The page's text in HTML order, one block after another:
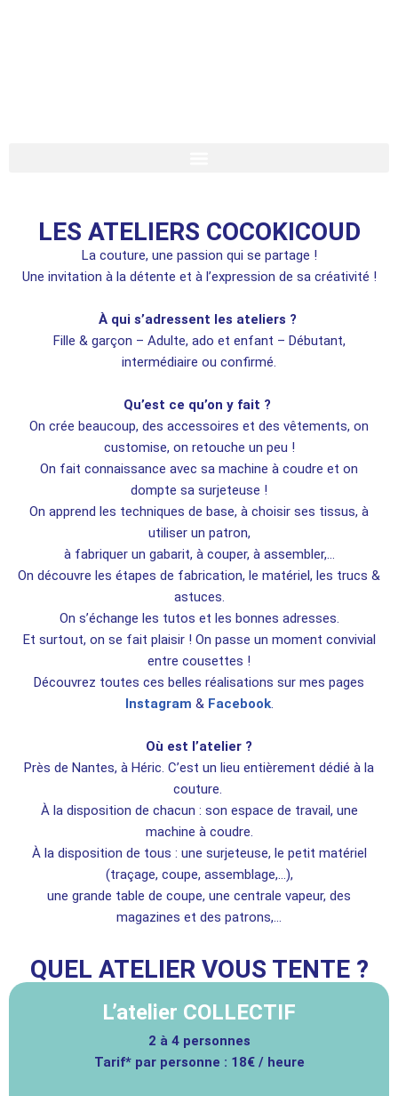
LES ATELIERS COCOKICOUD
La couture, une passion qui se partage !
Une invitation à la détente et à l’expression de sa créativité !
À qui s’adressent les ateliers ?
Fille & garçon – Adulte, ado et enfant – Débutant,
intermédiaire ou confirmé.
Qu’est ce qu’on y fait ?
On crée beaucoup, des accessoires et des vêtements, on
customise, on retouche un peu !
On fait connaissance avec sa machine à coudre et on
dompte sa surjeteuse !
On apprend les techniques de base, à choisir ses tissus, à
utiliser un patron,
à fabriquer un gabarit, à couper, à assembler,…
On découvre les étapes de fabrication, le matériel, les trucs &
astuces.
On s’échange les tutos et les bonnes adresses.
Et surtout, on se fait plaisir ! On passe un moment convivial
entre cousettes !
Découvrez toutes ces belles réalisations sur mes pages
Instagram & Facebook.
Où est l’atelier ?
Près de Nantes, à Héric. C’est un lieu entièrement dédié à la
couture.
À la disposition de chacun : son espace de travail, une
machine à coudre.
À la disposition de tous : une surjeteuse, le petit matériel
(traçage, coupe, assemblage,…),
une grande table de coupe, une centrale vapeur, des
magazines et des patrons,…
QUEL ATELIER VOUS TENTE ?
L’atelier COLLECTIF
2 à 4 personnes
Tarif* par personne : 18€ / heure